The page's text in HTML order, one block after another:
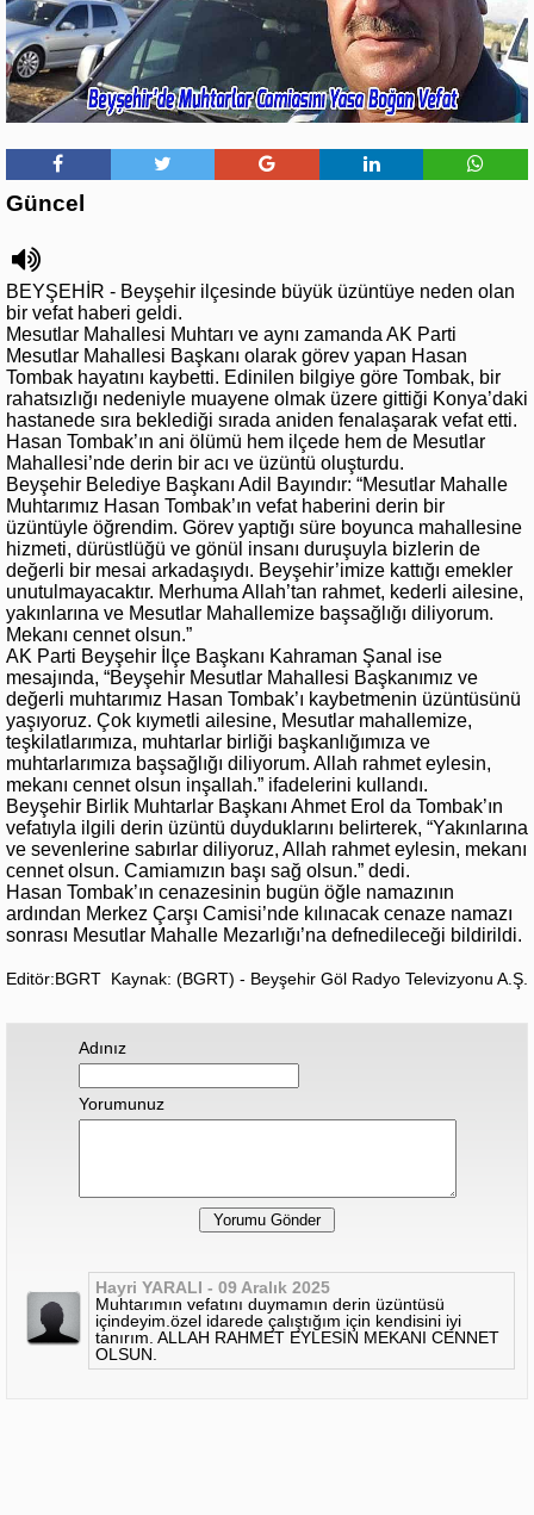
Güncel
BEYŞEHİR - Beyşehir ilçesinde büyük üzüntüye neden olan
bir vefat haberi geldi.
Mesutlar Mahallesi Muhtarı ve aynı zamanda AK Parti
Mesutlar Mahallesi Başkanı olarak görev yapan Hasan
Tombak hayatını kaybetti. Edinilen bilgiye göre Tombak, bir
rahatsızlığı nedeniyle muayene olmak üzere gittiği Konya’daki
hastanede sıra beklediği sırada aniden fenalaşarak vefat etti.
Hasan Tombak’ın ani ölümü hem ilçede hem de Mesutlar
Mahallesi’nde derin bir acı ve üzüntü oluşturdu.
Beyşehir Belediye Başkanı Adil Bayındır: “Mesutlar Mahalle
Muhtarımız Hasan Tombak’ın vefat haberini derin bir
üzüntüyle öğrendim. Görev yaptığı süre boyunca mahallesine
hizmeti, dürüstlüğü ve gönül insanı duruşuyla bizlerin de
değerli bir mesai arkadaşıydı. Beyşehir’imize kattığı emekler
unutulmayacaktır. Merhuma Allah’tan rahmet, kederli ailesine,
yakınlarına ve Mesutlar Mahallemize başsağlığı diliyorum.
Mekanı cennet olsun.”
AK Parti Beyşehir İlçe Başkanı Kahraman Şanal ise
mesajında, “Beyşehir Mesutlar Mahallesi Başkanımız ve
değerli muhtarımız Hasan Tombak’ı kaybetmenin üzüntüsünü
yaşıyoruz. Çok kıymetli ailesine, Mesutlar mahallemize,
teşkilatlarımıza, muhtarlar birliği başkanlığımıza ve
muhtarlarımıza başsağlığı diliyorum. Allah rahmet eylesin,
mekanı cennet olsun inşallah.” ifadelerini kullandı.
Beyşehir Birlik Muhtarlar Başkanı Ahmet Erol da Tombak’ın
vefatıyla ilgili derin üzüntü duyduklarını belirterek, “Yakınlarına
ve sevenlerine sabırlar diliyoruz, Allah rahmet eylesin, mekanı
cennet olsun. Camiamızın başı sağ olsun.” dedi.
Hasan Tombak’ın cenazesinin bugün öğle namazının
ardından Merkez Çarşı Camisi’nde kılınacak cenaze namazı
sonrası Mesutlar Mahalle Mezarlığı’na defnedileceği bildirildi.
Editör:BGRT Kaynak: (BGRT) - Beyşehir Göl Radyo Televizyonu A.Ş.
Adınız
Yorumunuz
Hayri YARALI - 09 Aralık 2025
Muhtarımın vefatını duymamın derin üzüntüsü
içindeyim.özel idarede çalıştığım için kendisini iyi
tanırım. ALLAH RAHMET EYLESİN MEKANI CENNET
OLSUN.